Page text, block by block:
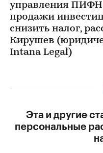
управления ПИФН,
продажи
снизить налог,
Кирушев
Intana Legal)
Эта и другие
персональные